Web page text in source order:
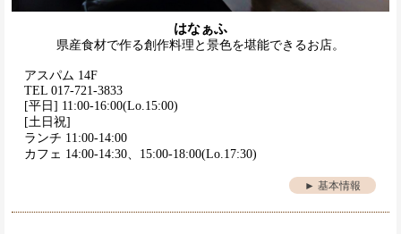
はなぁふ
県産食材で作る創作料理と景色を堪能できるお店。
アスパム 14F
TEL 017-721-3833
[平日] 11:00-16:00(Lo.15:00)
[土日祝]
ランチ 11:00-14:00
カフェ 14:00-14:30、15:00-18:00(Lo.17:30)
► 基本情報